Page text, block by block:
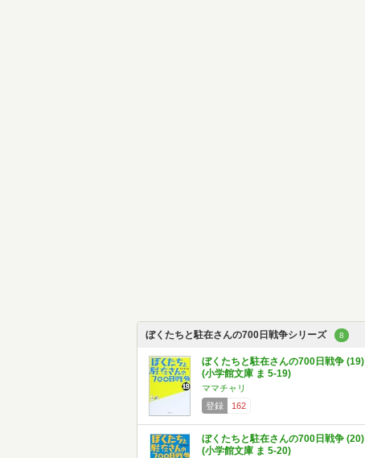
ぼくたちと駐在さんの700日戦争シリーズ 8
ぼくたちと駐在さんの700日戦争 (19)
(小学館文庫 ま 5-19)
ママチャリ
登録
162
ぼくたちと駐在さんの700日戦争 (20)
(小学館文庫 ま 5-20)